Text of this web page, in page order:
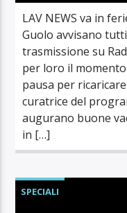
LAV NEWS va in
Guolo avvisano
trasmissione su
per loro il
pausa per
curatrice del
augurano buone
in […]
SPECIALI